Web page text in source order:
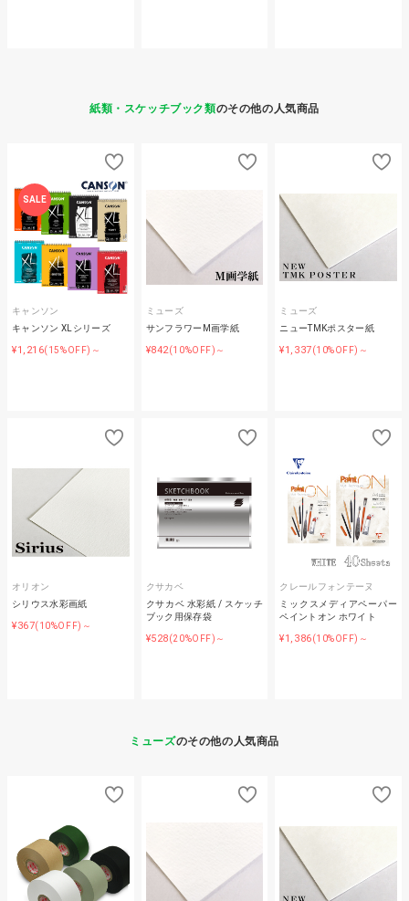
紙類・スケッチブック類のその他の人気商品
SALE
キャンソン
キャンソン XLシリーズ
¥1,216(15%OFF)～
ミューズ
サンフラワーM画学紙
¥842(10%OFF)～
ミューズ
ニューTMKポスター紙
¥1,337(10%OFF)～
オリオン
シリウス水彩画紙
¥367(10%OFF)～
クサカベ
クサカベ 水彩紙 / スケッチ
ブック用保存袋
¥528(20%OFF)～
クレールフォンテーヌ
ミックスメディアペーパー
ペイントオン ホワイト
¥1,386(10%OFF)～
ミューズのその他の人気商品